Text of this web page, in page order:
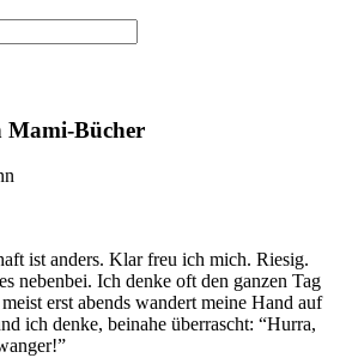
Mami-Bücher
ist anders. Klar freu ich mich. Riesig.
nebenbei. Ich denke oft den ganzen Tag
erst abends wandert meine Hand auf
ich denke, beinahe überrascht: “Hurra,